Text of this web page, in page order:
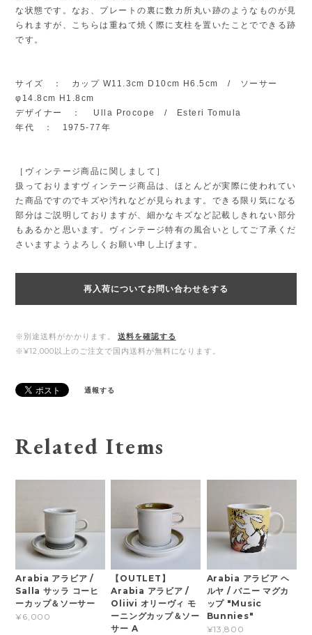
な状態です。なお、プレートの裏に数カ所丸い跡のようなものが見
られますが、こちらは重ねて焼く際に支柱を置いたことでできる跡
です。
サイズ ： カップ W11.3cm D10cm H6.5cm / ソーサー
φ14.8cm H1.8cm
デザイナー ： Ulla Procope / Esteri Tomula
年代 ： 1975-77年
［ヴィンテージ商品に関しまして］
扱っておりますヴィンテージ商品は、ほとんどが実際に使われてい
た商品ですのでキズや汚れなどが見られます。できる限り気になる
部分はご説明しておりますが、細かなキズなど記載しきれない部分
もあるかと思います。ヴィンテージ特有の風合いとしてご了承くだ
さいますようよろしくお願い申し上げます。
再入荷についてお問い合わせをする
※別途送料がかかります。
送料を確認する
※¥12,000以上のご注文で国内送料が無料になります。
通報する
Related Items
Arabia アラビア /
Salla サッラ コーヒ
ーカップ＆ソーサー
¥6,000
【OUTLET】
Arabia アラビア /
Oliivi オリーヴィ モ
ーニングカップ＆ソー
サー A
Arabia アラビア ヘ
ルヤ / バニー マグカ
ップ "Music
Bunnies"
¥13,800